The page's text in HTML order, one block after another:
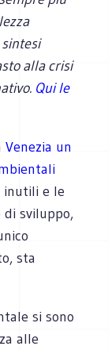
alla crisi
Qui le
Venezia un
inutili e le
sviluppo,
sta
si sono
alle